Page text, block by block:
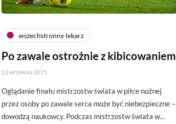
wszechstronny lekarz
Po zawale ostrożnie z kibicowaniem
12 września 2015
Oglądanie finału mistrzostw świata w piłce nożnej
przez osoby po zawale serca może być niebezpieczne –
dowodzą naukowcy. Podczas mistrzostw świata w…